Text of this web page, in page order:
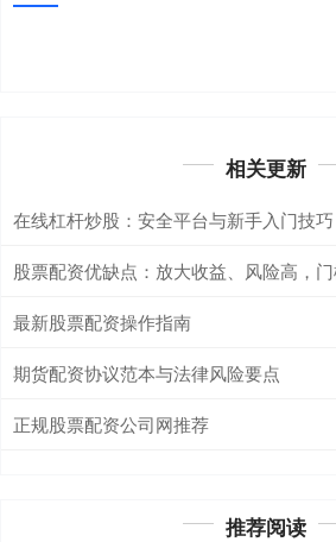
相关更新
在线杠杆炒股：安全平台与新手入门技巧
股票配资优缺点：放大收益、风险高，门
最新股票配资操作指南
期货配资协议范本与法律风险要点
正规股票配资公司网推荐
推荐阅读